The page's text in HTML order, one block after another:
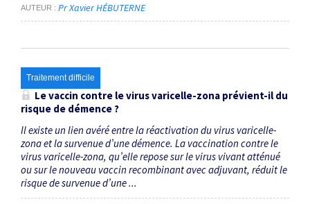
AUTEUR Pr Xavier HÉBUTERNE
Traitement difficile
Le vaccin contre le virus varicelle-zona prévient-il du
risque de démence ?
Il existe un lien avéré entre la réactivation du virus varicelle-
zona et la survenue d’une démence. La vaccination contre le
virus varicelle-zona, qu’elle repose sur le virus vivant atténué
ou sur le nouveau vaccin recombinant avec adjuvant, réduit le
risque de survenue d’une ...